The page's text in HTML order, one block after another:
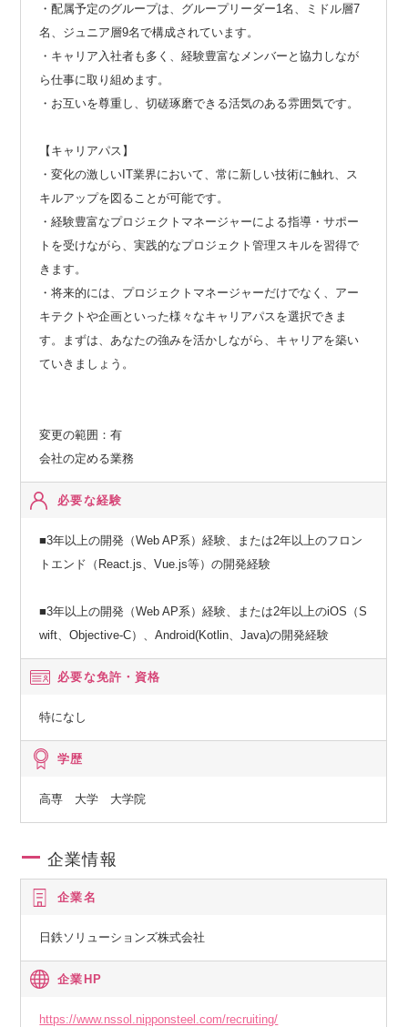
・配属予定のグループは、グループリーダー1名、ミドル層7
名、ジュニア層9名で構成されています。
・キャリア入社者も多く、経験豊富なメンバーと協力しなが
ら仕事に取り組めます。
・お互いを尊重し、切磋琢磨できる活気のある雰囲気です。
【キャリアパス】
・変化の激しいIT業界において、常に新しい技術に触れ、ス
キルアップを図ることが可能です。
・経験豊富なプロジェクトマネージャーによる指導・サポー
トを受けながら、実践的なプロジェクト管理スキルを習得で
きます。
・将来的には、プロジェクトマネージャーだけでなく、アー
キテクトや企画といった様々なキャリアパスを選択できま
す。まずは、あなたの強みを活かしながら、キャリアを築い
ていきましょう。
変更の範囲：有
会社の定める業務
必要な経験
■3年以上の開発（Web AP系）経験、または2年以上のフロン
トエンド（React.js、Vue.js等）の開発経験
■3年以上の開発（Web AP系）経験、または2年以上のiOS（S
wift、Objective-C）、Android(Kotlin、Java)の開発経験
必要な免許・資格
特になし
学歴
高専 大学 大学院
企業情報
企業名
日鉄ソリューションズ株式会社
企業HP
https://www.nssol.nipponsteel.com/recruiting/